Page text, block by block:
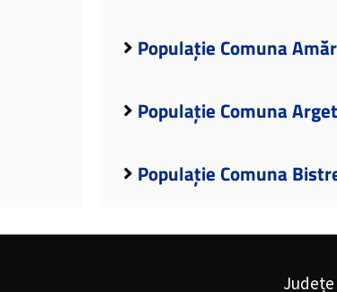
Populație Comuna
Populație Comuna
Populație Comuna
Județe